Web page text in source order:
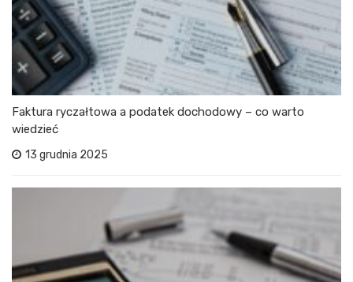
Faktura ryczałtowa a podatek dochodowy – co warto
wiedzieć
13 grudnia 2025